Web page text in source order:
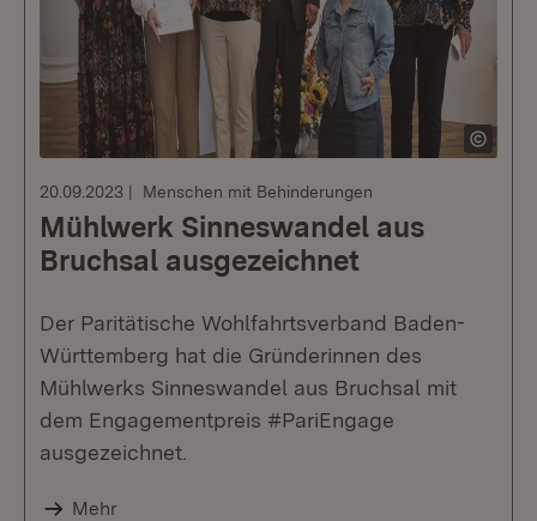
20.09.2023 Menschen mit Behinderungen
Mühlwerk Sinneswandel aus
Bruchsal ausgezeichnet
Der Paritätische Wohlfahrtsverband Baden-
Württemberg hat die Gründerinnen des
Mühlwerks Sinneswandel aus Bruchsal mit
dem Engagementpreis #PariEngage
ausgezeichnet.
Mehr